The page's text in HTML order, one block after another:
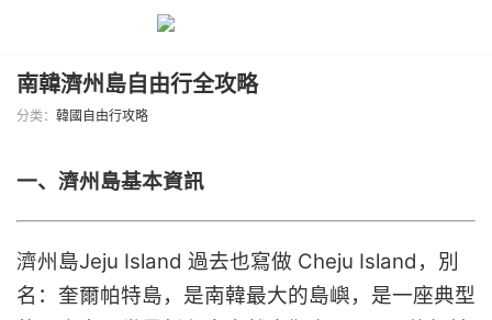
南韓濟州島自由行全攻略
分类： 韓國自由行攻略
一、濟州島基本資訊
濟州島Jeju Island 過去也寫做 Cheju Island，別
名：奎爾帕特島，是南韓最大的島嶼，是一座典型